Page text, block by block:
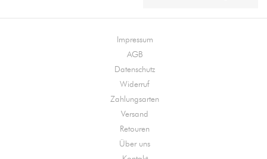
Impressum
AGB
Datenschutz
Widerruf
Zahlungsarten
Versand
Retouren
Über uns